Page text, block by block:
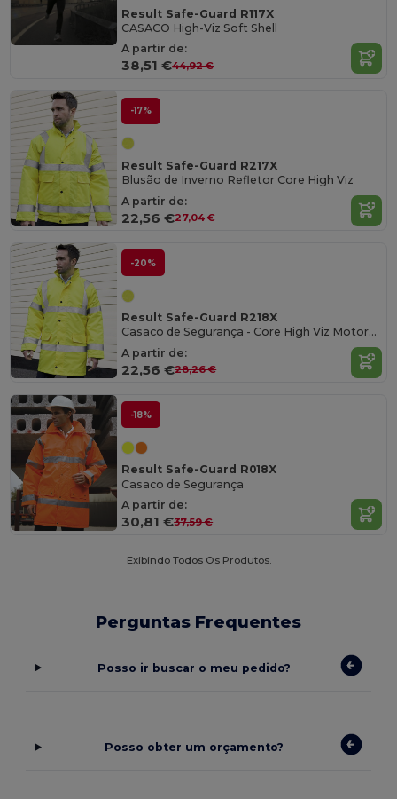
Result Safe-Guard R117X
CASACO High-Viz Soft Shell
A partir de:
38,51 €44,92 €
-17%
Result Safe-Guard R217X
Blusão de Inverno Refletor Core High Viz
A partir de:
22,56 €27,04 €
-20%
Result Safe-Guard R218X
Casaco de Segurança - Core High Viz Motorway
A partir de:
22,56 €28,26 €
-18%
Result Safe-Guard R018X
Casaco de Segurança
A partir de:
30,81 €37,59 €
Exibindo Todos Os Produtos.
Perguntas Frequentes
Posso ir buscar o meu pedido?
Posso obter um orçamento?